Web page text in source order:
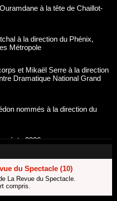
à la direction du Phénix,
Métropole
et Mikaël Serre à la direction
Dramatique National Grand
nommés à la direction du
2026
le cirque, les lauréats 2026 !
2026
Formes Théâtre 2026
du Spectacle (10)
La Revue du Spectacle.
compris.